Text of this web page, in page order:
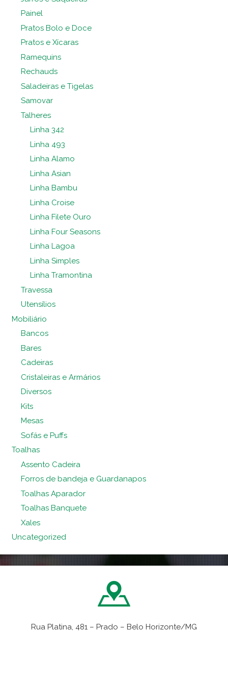
Painel
Pratos Bolo e Doce
Pratos e Xícaras
Ramequins
Rechauds
Saladeiras e Tigelas
Samovar
Talheres
Linha 342
Linha 493
Linha Alamo
Linha Asian
Linha Bambu
Linha Croise
Linha Filete Ouro
Linha Four Seasons
Linha Lagoa
Linha Simples
Linha Tramontina
Travessa
Utensílios
Mobiliário
Bancos
Bares
Cadeiras
Cristaleiras e Armários
Diversos
Kits
Mesas
Sofás e Puffs
Toalhas
Assento Cadeira
Forros de bandeja e Guardanapos
Toalhas Aparador
Toalhas Banquete
Xales
Uncategorized
Rua Platina, 481 – Prado – Belo Horizonte/MG